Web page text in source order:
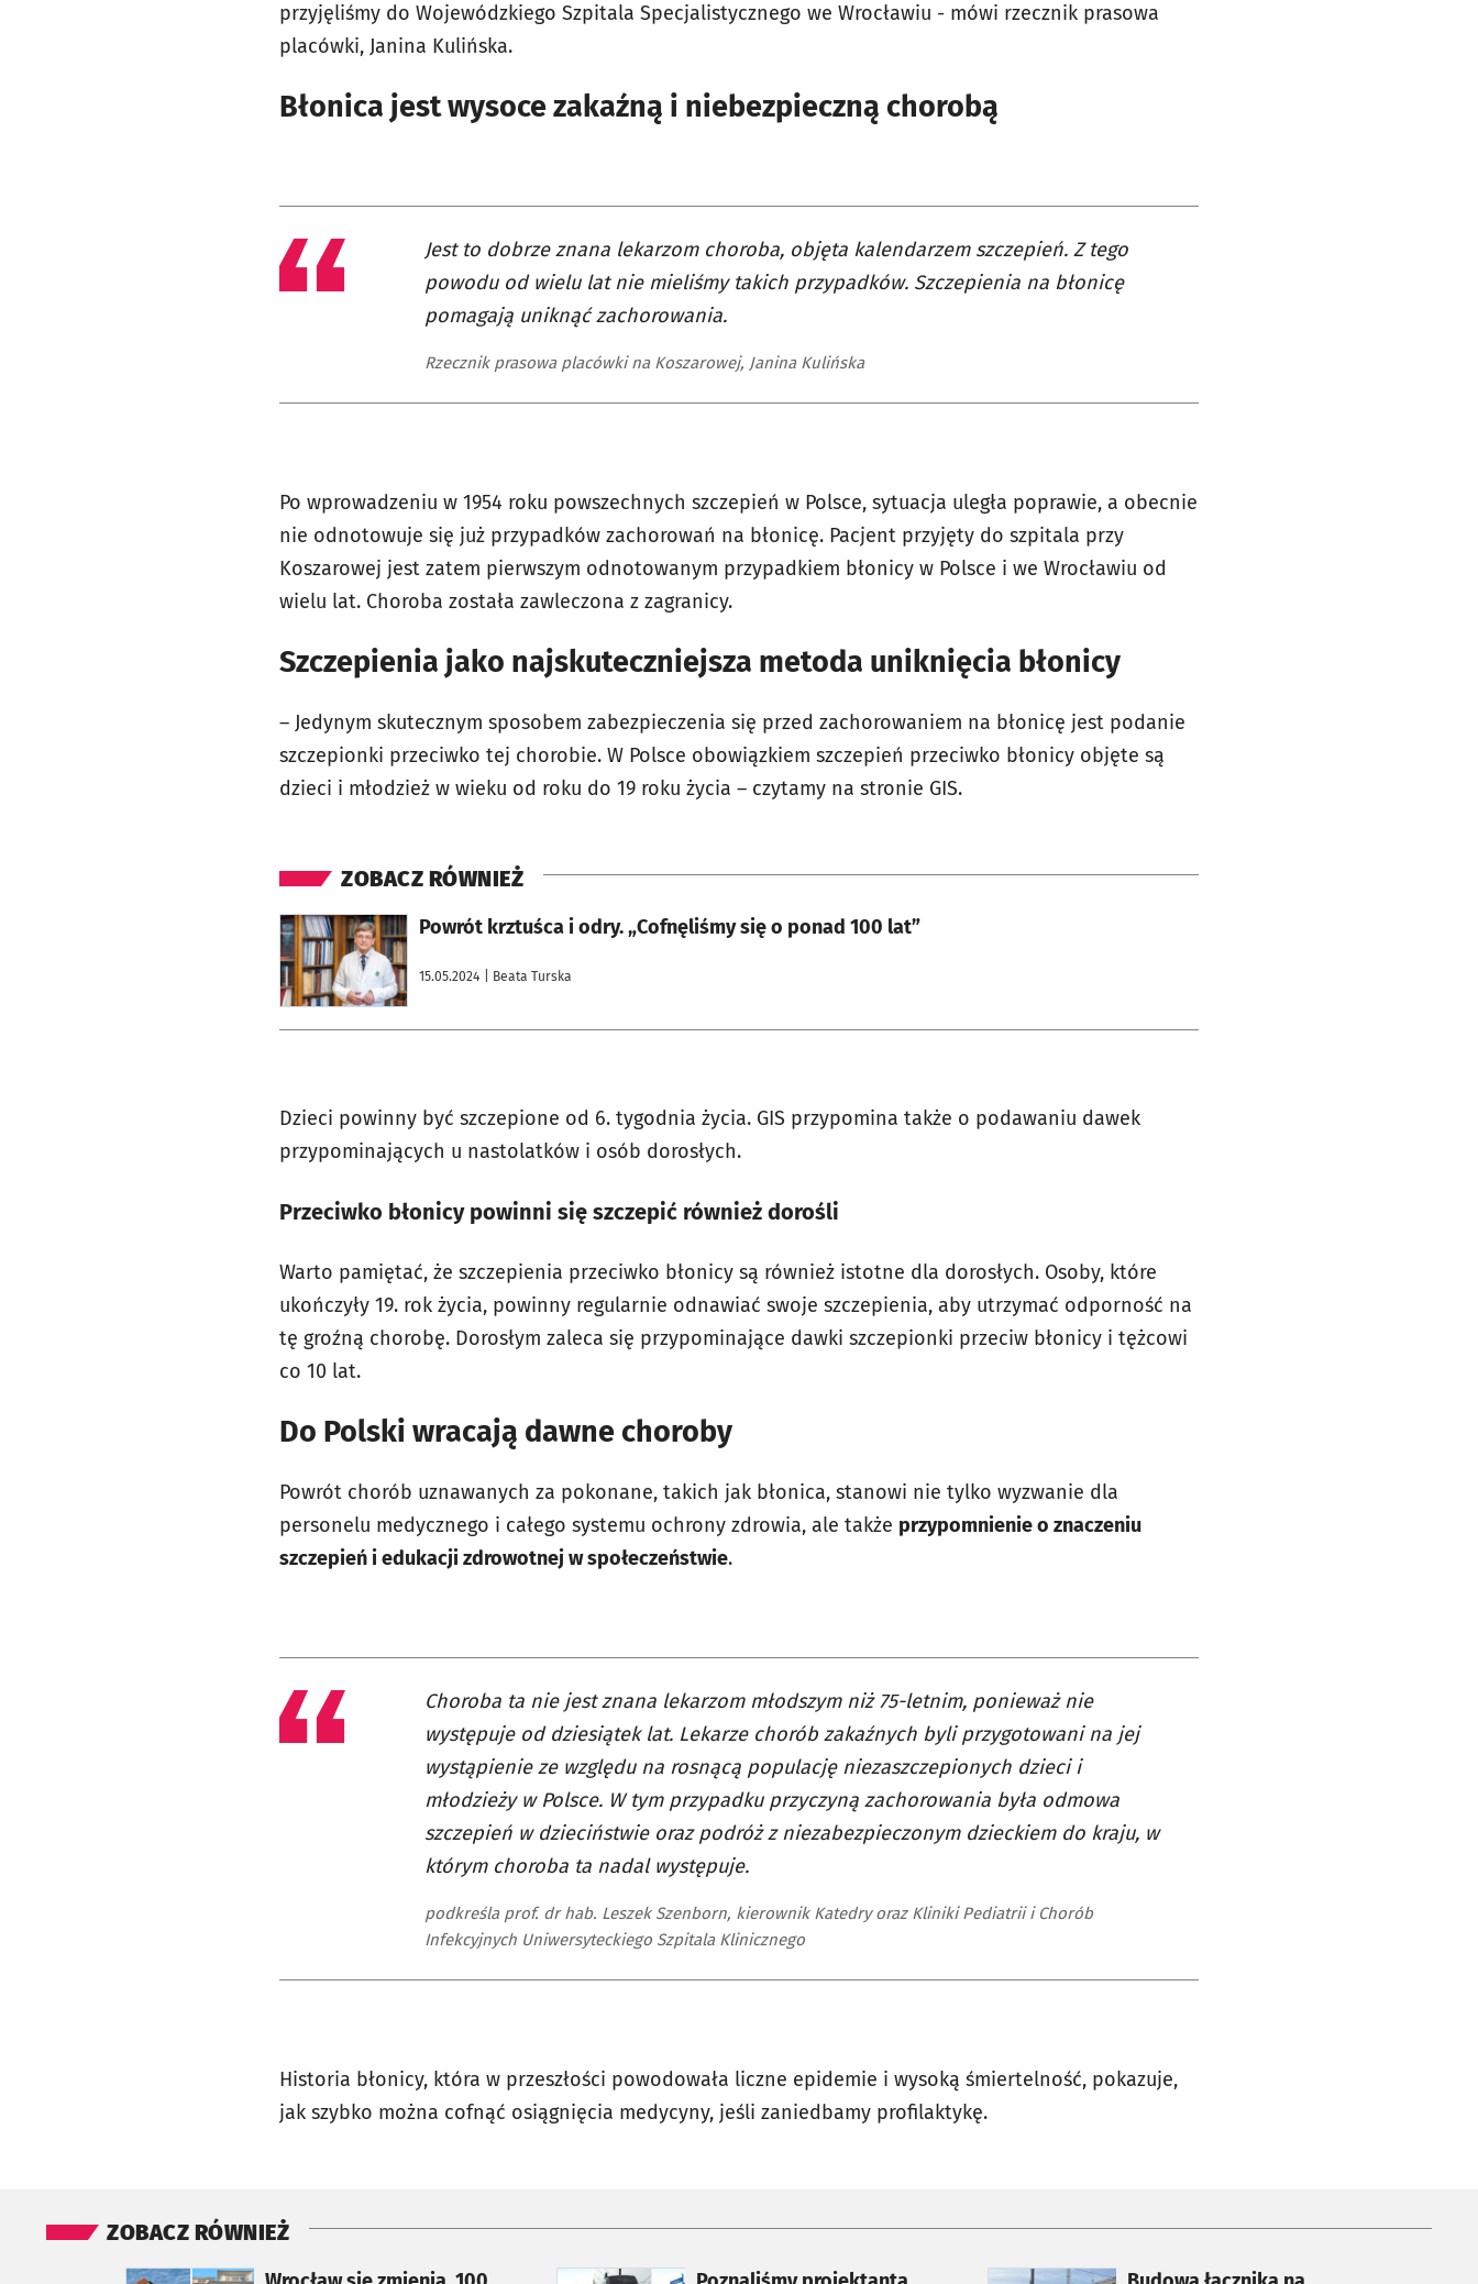
przyjęliśmy do Wojewódzkiego Szpitala Specjalistycznego we Wrocławiu - mówi rzecznik prasowa
placówki, Janina Kulińska.
Błonica jest wysoce zakaźną i niebezpieczną chorobą
Jest to dobrze znana lekarzom choroba, objęta kalendarzem szczepień. Z tego
powodu od wielu lat nie mieliśmy takich przypadków. Szczepienia na błonicę
pomagają uniknąć zachorowania.
Rzecznik prasowa placówki na Koszarowej, Janina Kulińska
Po wprowadzeniu w 1954 roku powszechnych szczepień w Polsce, sytuacja uległa poprawie, a obecnie
nie odnotowuje się już przypadków zachorowań na błonicę. Pacjent przyjęty do szpitala przy
Koszarowej jest zatem pierwszym odnotowanym przypadkiem błonicy w Polsce i we Wrocławiu od
wielu lat. Choroba została zawleczona z zagranicy.
Szczepienia jako najskuteczniejsza metoda uniknięcia błonicy
– Jedynym skutecznym sposobem zabezpieczenia się przed zachorowaniem na błonicę jest podanie
szczepionki przeciwko tej chorobie. W Polsce obowiązkiem szczepień przeciwko błonicy objęte są
dzieci i młodzież w wieku od roku do 19 roku życia – czytamy na stronie GIS.
ZOBACZ RÓWNIEŻ
Powrót krztuśca i odry. „Cofnęliśmy się o ponad 100 lat”
15.05.2024 | Beata Turska
otworzy się w nowej karcie
Dzieci powinny być szczepione od 6. tygodnia życia. GIS przypomina także o podawaniu dawek
przypominających u nastolatków i osób dorosłych.
Przeciwko błonicy powinni się szczepić również dorośli
Warto pamiętać, że szczepienia przeciwko błonicy są również istotne dla dorosłych. Osoby, które
ukończyły 19. rok życia, powinny regularnie odnawiać swoje szczepienia, aby utrzymać odporność na
tę groźną chorobę. Dorosłym zaleca się przypominające dawki szczepionki przeciw błonicy i tężcowi
co 10 lat.
Do Polski wracają dawne choroby
Powrót chorób uznawanych za pokonane, takich jak błonica, stanowi nie tylko wyzwanie dla
personelu medycznego i całego systemu ochrony zdrowia, ale także przypomnienie o znaczeniu
szczepień i edukacji zdrowotnej w społeczeństwie.
Choroba ta nie jest znana lekarzom młodszym niż 75-letnim, ponieważ nie
występuje od dziesiątek lat. Lekarze chorób zakaźnych byli przygotowani na jej
wystąpienie ze względu na rosnącą populację niezaszczepionych dzieci i
młodzieży w Polsce. W tym przypadku przyczyną zachorowania była odmowa
szczepień w dzieciństwie oraz podróż z niezabezpieczonym dzieckiem do kraju, w
którym choroba ta nadal występuje.
podkreśla prof. dr hab. Leszek Szenborn, kierownik Katedry oraz Kliniki Pediatrii i Chorób
Infekcyjnych Uniwersyteckiego Szpitala Klinicznego
Historia błonicy, która w przeszłości powodowała liczne epidemie i wysoką śmiertelność, pokazuje,
jak szybko można cofnąć osiągnięcia medycyny, jeśli zaniedbamy profilaktykę.
ZOBACZ RÓWNIEŻ
otworzy się w nowej karcie otworzy się w nowej karcie otworzy się w nowej karcie